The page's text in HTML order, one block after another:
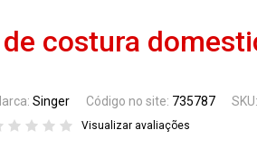
costura
Singer Código no site: 735787 SKU:
Visualizar avaliações